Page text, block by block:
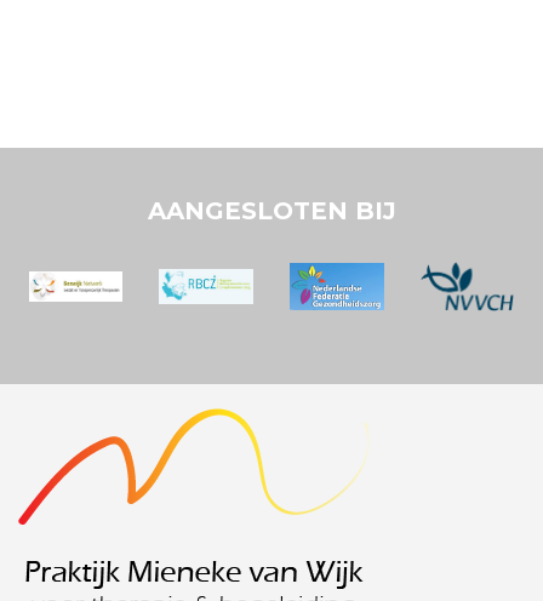
AANGESLOTEN BIJ